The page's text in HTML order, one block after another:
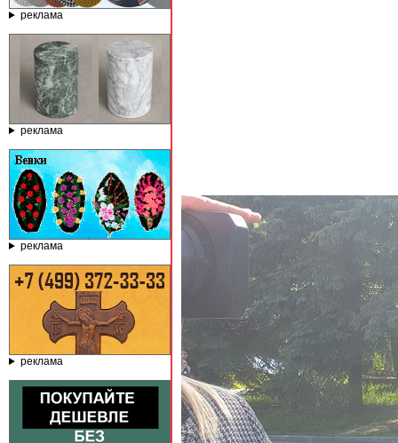
реклама
реклама
реклама
реклама